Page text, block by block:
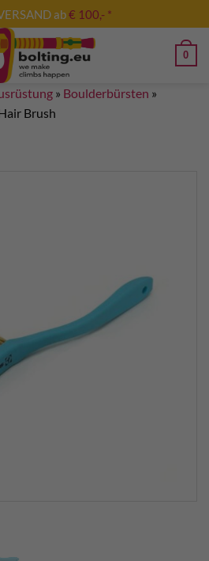
ab€ 100,- *
0
» Boulderbürsten »
Brush